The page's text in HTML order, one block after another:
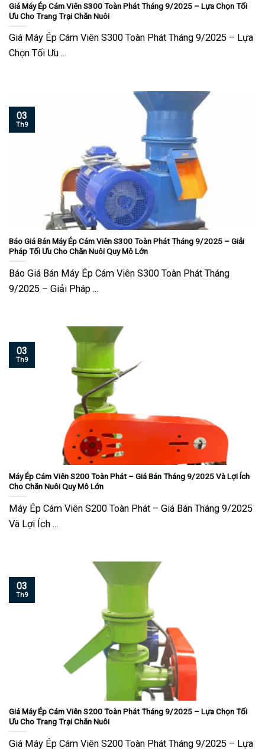
Giá Máy Ép Cám Viên S300 Toàn Phát Tháng 9/2025 – Lựa Chọn Tối
Ưu Cho Trang Trại Chăn Nuôi
Giá Máy Ép Cám Viên S300 Toàn Phát Tháng 9/2025 – Lựa
Chọn Tối Ưu ...
Báo Giá Bán Máy Ép Cám Viên S300 Toàn Phát Tháng 9/2025 – Giải
Pháp Tối Ưu Cho Chăn Nuôi Quy Mô Lớn
Báo Giá Bán Máy Ép Cám Viên S300 Toàn Phát Tháng
9/2025 – Giải Pháp ...
03
Th9
Máy Ép Cám Viên S200 Toàn Phát – Giá Bán Tháng 9/2025 Và Lợi Ích
Cho Chăn Nuôi Quy Mô Lớn
Máy Ép Cám Viên S200 Toàn Phát – Giá Bán Tháng 9/2025
Và Lợi Ích ...
03
Th9
Giá Máy Ép Cám Viên S200 Toàn Phát Tháng 9/2025 – Lựa Chọn Tối
Ưu Cho Trang Trại Chăn Nuôi
Giá Máy Ép Cám Viên S200 Toàn Phát Tháng 9/2025 – Lựa
03
Th9